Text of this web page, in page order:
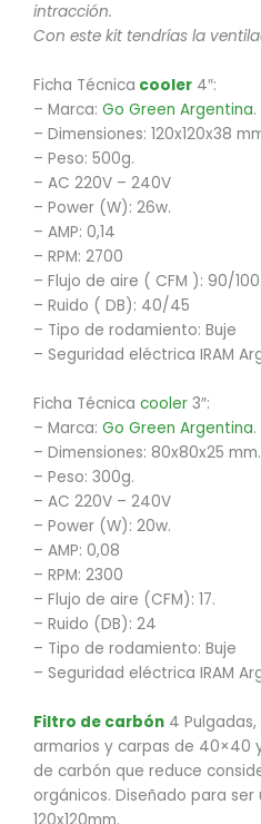
intracción.
Con este kit tendrías la
Ficha Técnica cooler 4″:
– Marca: Go Green Argentina.
– Dimensiones: 120x120x38
– Peso: 500g.
– AC 220V – 240V
– Power (W): 26w.
– AMP: 0,14
– RPM: 2700
– Flujo de aire ( CFM ): 90/100.
– Ruido ( DB): 40/45
– Tipo de rodamiento: Buje
– Seguridad eléctrica IRAM
Ficha Técnica cooler 3″:
– Marca: Go Green Argentina.
– Dimensiones: 80x80x25 mm.
– Peso: 300g.
– AC 220V – 240V
– Power (W): 20w.
– AMP: 0,08
– RPM: 2300
– Flujo de aire (CFM): 17.
– Ruido (DB): 24
– Tipo de rodamiento: Buje
– Seguridad eléctrica IRAM
Filtro de carbón 4
armarios y carpas de 40×40
de carbón que reduce
orgánicos. Diseñado para